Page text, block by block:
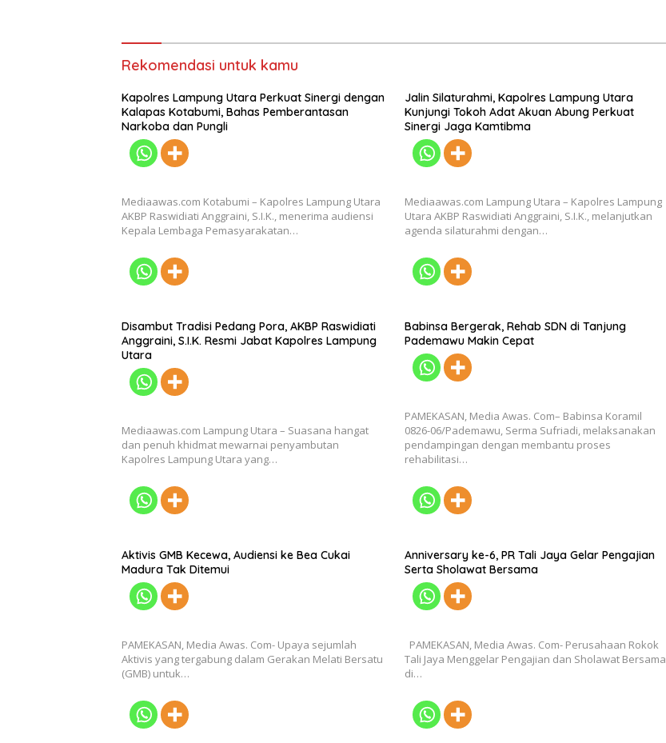
Rekomendasi untuk kamu
Kapolres Lampung Utara Perkuat Sinergi dengan
Kalapas Kotabumi, Bahas Pemberantasan
Narkoba dan Pungli
Mediaawas.com Kotabumi – Kapolres Lampung Utara
AKBP Raswidiati Anggraini, S.I.K., menerima audiensi
Kepala Lembaga Pemasyarakatan…
Jalin Silaturahmi, Kapolres Lampung Utara
Kunjungi Tokoh Adat Akuan Abung Perkuat
Sinergi Jaga Kamtibma
Mediaawas.com Lampung Utara – Kapolres Lampung
Utara AKBP Raswidiati Anggraini, S.I.K., melanjutkan
agenda silaturahmi dengan…
Disambut Tradisi Pedang Pora, AKBP Raswidiati
Anggraini, S.I.K. Resmi Jabat Kapolres Lampung
Utara
Mediaawas.com Lampung Utara – Suasana hangat
dan penuh khidmat mewarnai penyambutan
Kapolres Lampung Utara yang…
Babinsa Bergerak, Rehab SDN di Tanjung
Pademawu Makin Cepat
PAMEKASAN, Media Awas. Com– Babinsa Koramil
0826-06/Pademawu, Serma Sufriadi, melaksanakan
pendampingan dengan membantu proses
rehabilitasi…
Aktivis GMB Kecewa, Audiensi ke Bea Cukai
Madura Tak Ditemui
PAMEKASAN, Media Awas. Com- Upaya sejumlah
Aktivis yang tergabung dalam Gerakan Melati Bersatu
(GMB) untuk…
Anniversary ke-6, PR Tali Jaya Gelar Pengajian
Serta Sholawat Bersama
PAMEKASAN, Media Awas. Com- Perusahaan Rokok
Tali Jaya Menggelar Pengajian dan Sholawat Bersama
di…